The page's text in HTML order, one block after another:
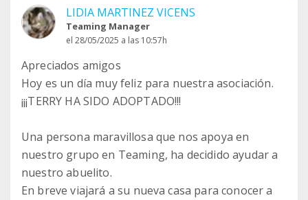
LIDIA MARTINEZ VICENS
Teaming Manager
el 28/05/2025 a las 10:57h
Apreciados amigos
Hoy es un día muy feliz para nuestra asociación.
¡¡¡TERRY HA SIDO ADOPTADO!!!
Una persona maravillosa que nos apoya en
nuestro grupo en Teaming, ha decidido ayudar a
nuestro abuelito.
En breve viajará a su nueva casa para conocer a